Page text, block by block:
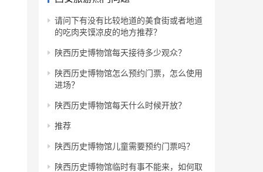
请问下有没有比较地道的美食街或者地道
的吃肉夹馍凉皮的地方推荐？
陕西历史博物馆每天接待多少观众？
陕西历史博物馆怎么预约门票，怎么使用
进场？
陕西历史博物馆每天什么时候开放？
推荐
陕西历史博物馆儿童需要预约门票吗？
陕西历史博物馆临时有事不能来，如何取